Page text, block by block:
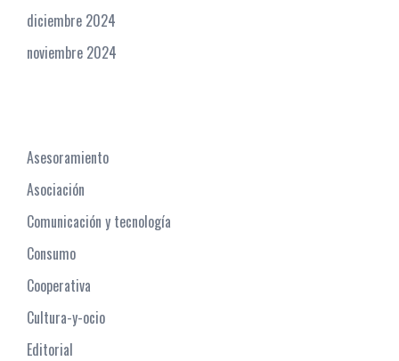
diciembre 2024
noviembre 2024
Asesoramiento
Asociación
Comunicación y tecnología
Consumo
Cooperativa
Cultura-y-ocio
Editorial